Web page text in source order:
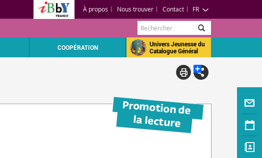
FR
À propos Nous trouver Contact
Rechercher
COOPÉRATION
Univers Jeunesse du
Catalogue Général